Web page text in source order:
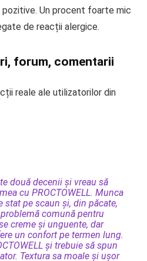
Un procent foarte mic
de reacții alergice.
forum, comentarii
reale ale utilizatorilor din
două decenii și vreau să
cu PROCTOWELL. Munca
pe scaun și, din păcate,
comună pentru
creme și unguente, dar
un confort pe termen lung.
și trebuie să spun
Textura sa moale și ușor